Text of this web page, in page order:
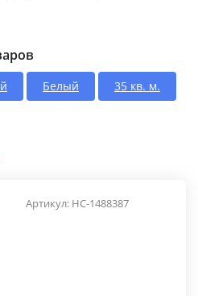
Белый
35 кв. м.
Артикул: НС-1488387